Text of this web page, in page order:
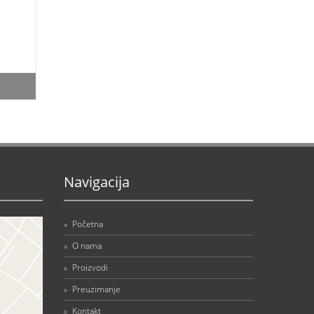
Navigacija
» Početna
» O nama
» Proizvodi
» Preuzimanje
» Kontakt